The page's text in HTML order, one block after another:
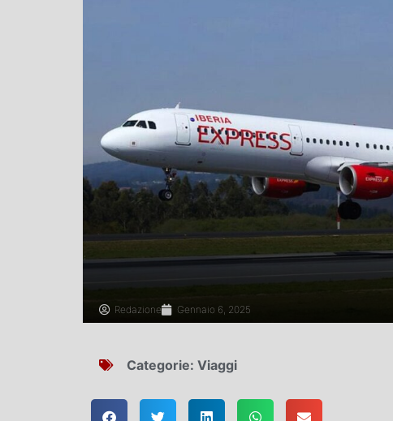
Redazione Gennaio 6, 2025
Categorie: Viaggi